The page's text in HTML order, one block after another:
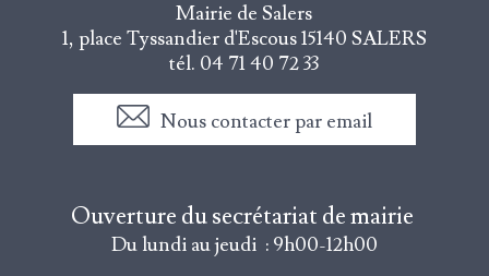
Mairie de Salers
1, place Tyssandier d'Escous15140 SALERS
tél. 04 71 40 72 33
Nous contacter par email
Ouverture du secrétariat de mairie
Du lundi au jeudi : 9h00-12h00